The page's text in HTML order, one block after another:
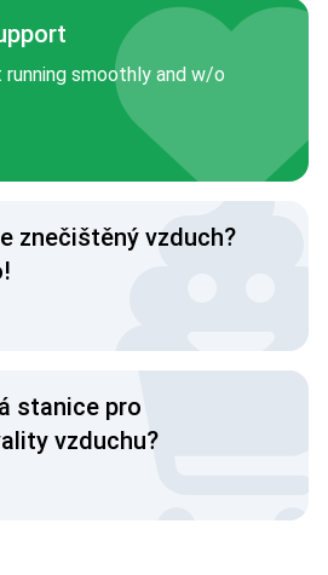
smoothly and w/o
znečištěný vzduch?
stanice pro
vzduchu?